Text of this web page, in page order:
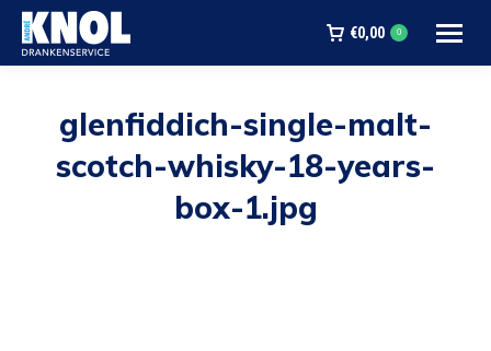
€0,00 0
glenfiddich-single-malt-
scotch-whisky-18-years-
box-1.jpg